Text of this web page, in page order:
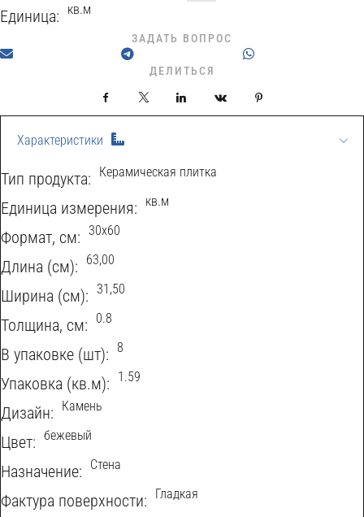
Характеристики
Тип продукта: Керамическая плитка
Eдиница измерения: кв.м
Формат, см: 30х60
Длина (см): 63,00
Ширина (см): 31,50
Толщина, см: 0.8
В упаковке (шт): 8
Упаковка (кв.м): 1.59
Дизайн: Камень
Цвет: бежевый
Назначение: Стена
Фактура поверхности: Гладкая
Единица: кв.м
ЗАДАТЬ ВОПРОС
ДЕЛИТЬСЯ
Facebook LinkedIn VKontakte